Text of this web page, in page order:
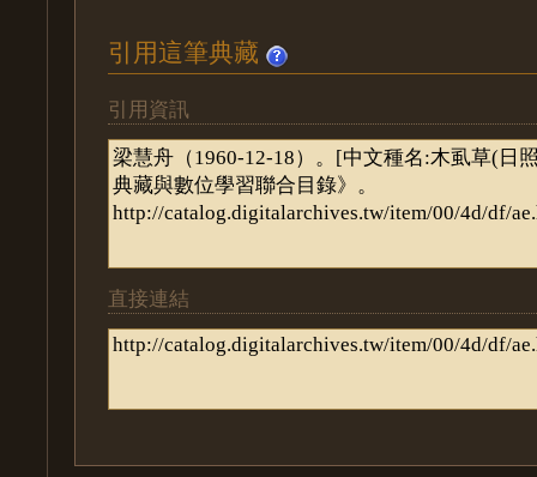
引用這筆典藏
引用資訊
直接連結